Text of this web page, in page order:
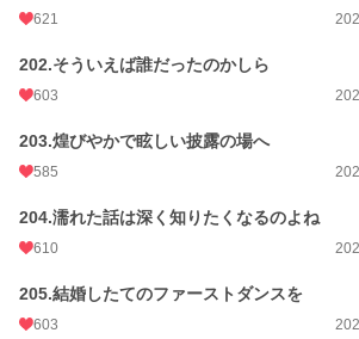
621
202.そういえば誰だったのかしら
603
203.煌びやかで眩しい披露の場へ
585
204.濡れた話は深く知りたくなるのよね
610
205.結婚したてのファーストダンスを
603